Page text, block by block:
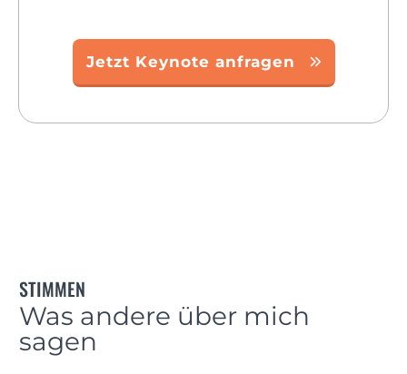
Jetzt Keynote anfragen
STIMMEN
Was andere über mich
sagen